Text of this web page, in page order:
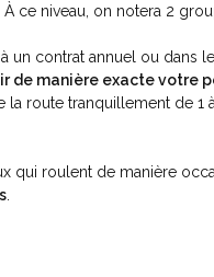
ce niveau, on notera 2
un contrat annuel ou dans
de manière exacte votre
route tranquillement de 1
qui roulent de manière